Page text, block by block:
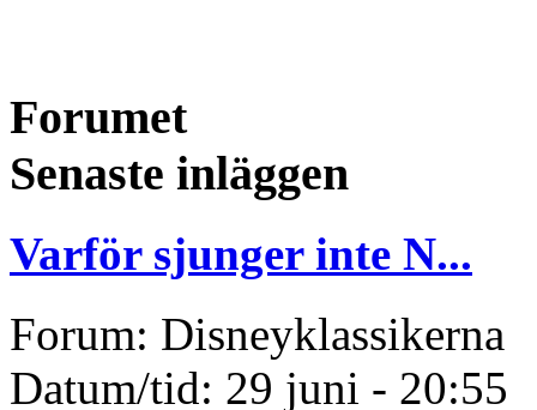
Forumet
Senaste inläggen
Varför sjunger inte N...
Forum: Disneyklassikerna
Datum/tid: 29 juni - 20:55